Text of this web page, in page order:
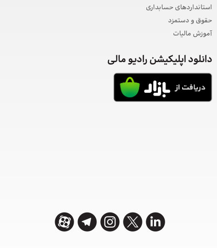
استانداردهای حسابداری
حقوق و دستمزد
آموزش مالیات
دانلود اپلیکیشن رادیو مالی